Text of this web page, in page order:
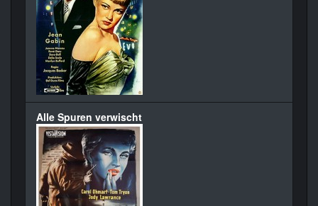
Alle Spuren verwischt